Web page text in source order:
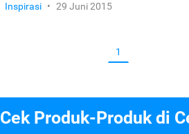
Inspirasi • 29 Juni 2015
1
Cek Produk-Produk di